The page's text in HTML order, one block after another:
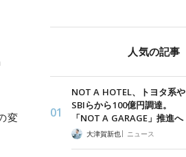
変
人気の記事
NOT A HOTEL、トヨタ系や
SBIらから100億円調達。
「NOT A GARAGE」推進へ
大津賀新也| ニュース